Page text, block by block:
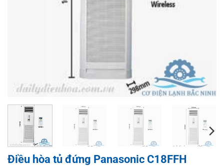
Điều hòa tủ đứng Panasonic C18FFH